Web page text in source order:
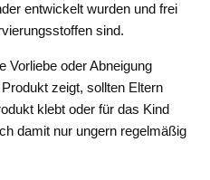
entwickelt wurden und frei
sind.
Vorliebe oder Abneigung
zeigt, sollten Eltern
klebt oder für das Kind
damit nur ungern regelmäßig